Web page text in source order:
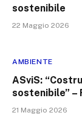
sostenibile
22 Maggio 2026
AMBIENTE
ASviS:
sostenibile” –
21 Maggio 2026